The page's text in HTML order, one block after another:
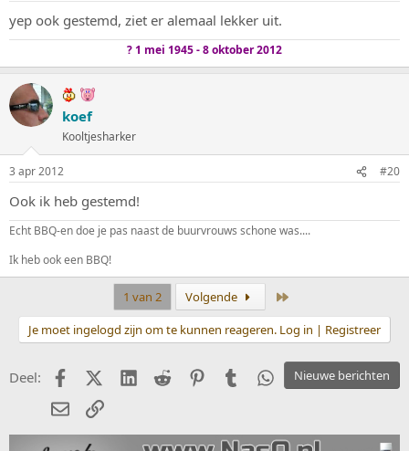
yep ook gestemd, ziet er alemaal lekker uit.
? 1 mei 1945 - 8 oktober 2012
koef
Kooltjesharker
3 apr 2012 #20
Ook ik heb gestemd!
Echt BBQ-en doe je pas naast de buurvrouws schone was....
Ik heb ook een BBQ!
1 van 2 Volgende
Je moet ingelogd zijn om te kunnen reageren. Log in | Registreer
Nieuwe berichten
Deel: FacebookX (Twitter)
LinkedIn
Reddit PinterestTumblrWhatsApp
E-mailkoppeling